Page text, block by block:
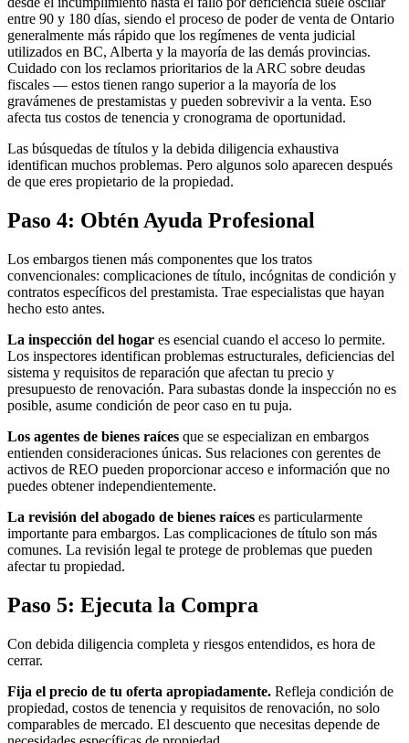
entre 90 y 180 días, siendo el proceso de poder de venta de Ontario
generalmente más rápido que los regímenes de venta judicial
utilizados en BC, Alberta y la mayoría de las demás provincias.
Cuidado con los reclamos prioritarios de la ARC sobre deudas
fiscales — estos tienen rango superior a la mayoría de los
gravámenes de prestamistas y pueden sobrevivir a la venta. Eso
afecta tus costos de tenencia y cronograma de oportunidad.
Las búsquedas de títulos y la debida diligencia exhaustiva
identifican muchos problemas. Pero algunos solo aparecen después
de que eres propietario de la propiedad.
Paso 4: Obtén Ayuda Profesional
Los embargos tienen más componentes que los tratos
convencionales: complicaciones de título, incógnitas de condición y
contratos específicos del prestamista. Trae especialistas que hayan
hecho esto antes.
La inspección del hogar es esencial cuando el acceso lo permite.
Los inspectores identifican problemas estructurales, deficiencias del
sistema y requisitos de reparación que afectan tu precio y
presupuesto de renovación. Para subastas donde la inspección no es
posible, asume condición de peor caso en tu puja.
Los agentes de bienes raíces que se especializan en embargos
entienden consideraciones únicas. Sus relaciones con gerentes de
activos de REO pueden proporcionar acceso e información que no
puedes obtener independientemente.
La revisión del abogado de bienes raíces es particularmente
importante para embargos. Las complicaciones de título son más
comunes. La revisión legal te protege de problemas que pueden
afectar tu propiedad.
Paso 5: Ejecuta la Compra
Con debida diligencia completa y riesgos entendidos, es hora de
cerrar.
Fija el precio de tu oferta apropiadamente. Refleja condición de
propiedad, costos de tenencia y requisitos de renovación, no solo
comparables de mercado. El descuento que necesitas depende de